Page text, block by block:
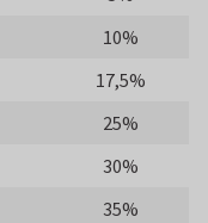
10%
17,5%
25%
30%
35%